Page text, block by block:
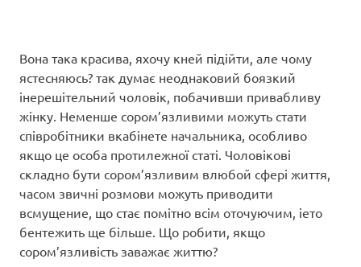
Вона така красива, яхочу кней підійти, але чому
ястесняюсь? так думає неоднаковий боязкий
інерешітельний чоловік, побачивши привабливу
жінку. Неменше сором’язливими можуть стати
співробітники вкабінете начальника, особливо
якщо це особа протилежної статі. Чоловікові
складно бути сором’язливим влюбой сфері життя,
часом звичні розмови можуть приводити
всмущение, що стає помітно всім оточуючим, іето
бентежить ще більше. Що робити, якщо
сором’язливість заважає життю?